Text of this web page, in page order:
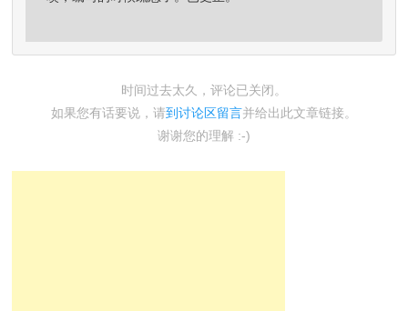
时间过去太久，评论已关闭。
如果您有话要说，请到讨论区留言并给出此文章链接。
谢谢您的理解 :-)